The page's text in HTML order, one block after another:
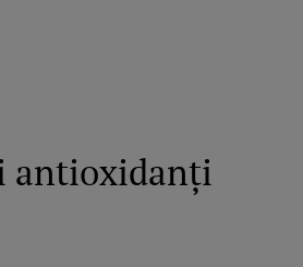
antioxidanţi